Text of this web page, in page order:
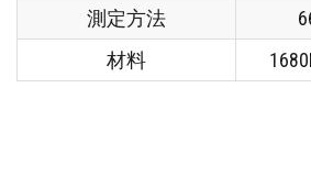
測定方法
材料